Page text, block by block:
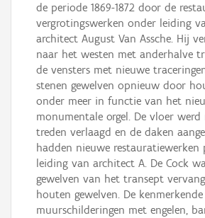
de periode 1869-1872 door de
vergrotingswerken onder leiding
architect August Van Assche. Hij
naar het westen met anderhalve
de vensters met nieuwe
stenen gewelven opnieuw door
onder meer in functie van het
monumentale orgel. De vloer
treden verlaagd en de daken
hadden nieuwe restauratiewerken
leiding van architect A. De Cock
gewelven van het transept
houten gewelven. De
muurschilderingen met engelen,